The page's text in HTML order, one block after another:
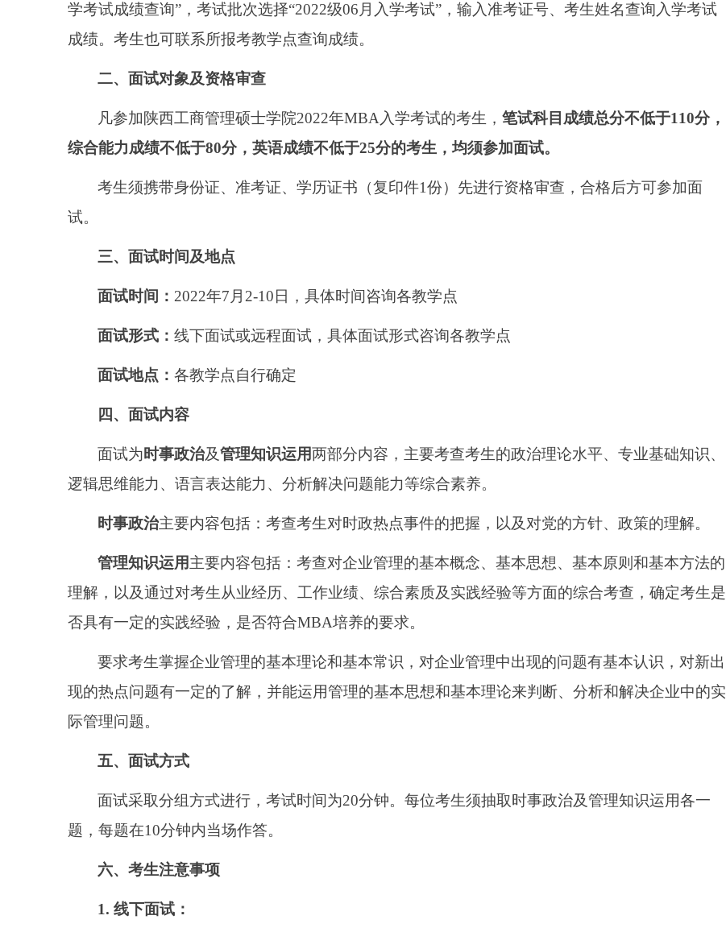
学考试成绩查询”，考试批次选择“2022级06月入学考试”，输入准考证号、考生姓名查询入学考试
成绩。考生也可联系所报考教学点查询成绩。
二、面试对象及资格审查
凡参加陕西工商管理硕士学院2022年MBA入学考试的考生，笔试科目成绩总分不低于110分，
综合能力成绩不低于80分，英语成绩不低于25分的考生，均须参加面试。
考生须携带身份证、准考证、学历证书（复印件1份）先进行资格审查，合格后方可参加面
试。
三、面试时间及地点
面试时间： 2022年7月2-10日，具体时间咨询各教学点
面试形式：线下面试或远程面试，具体面试形式咨询各教学点
面试地点：各教学点自行确定
四、面试内容
面试为时事政治及管理知识运用两部分内容，主要考查考生的政治理论水平、专业基础知识、
逻辑思维能力、语言表达能力、分析解决问题能力等综合素养。
时事政治主要内容包括：考查考生对时政热点事件的把握，以及对党的方针、政策的理解。
管理知识运用主要内容包括：考查对企业管理的基本概念、基本思想、基本原则和基本方法的
理解，以及通过对考生从业经历、工作业绩、综合素质及实践经验等方面的综合考查，确定考生是
否具有一定的实践经验，是否符合MBA培养的要求。
要求考生掌握企业管理的基本理论和基本常识，对企业管理中出现的问题有基本认识，对新出
现的热点问题有一定的了解，并能运用管理的基本思想和基本理论来判断、分析和解决企业中的实
际管理问题。
五、面试方式
面试采取分组方式进行，考试时间为20分钟。每位考生须抽取时事政治及管理知识运用各一
题，每题在10分钟内当场作答。
六、考生注意事项
1. 线下面试：